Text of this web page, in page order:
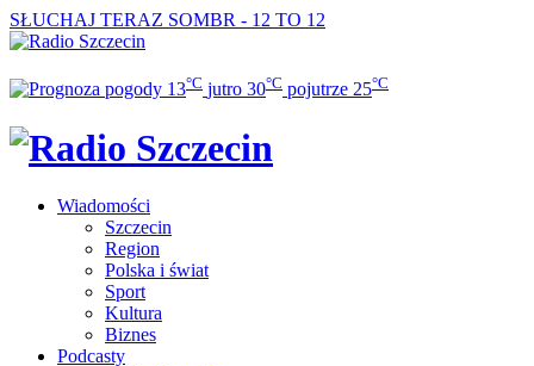
SŁUCHAJ TERAZ SOMBR - 12 TO 12
13°C jutro 30°C pojutrze 25°C
Wiadomości
Szczecin
Region
Polska i świat
Sport
Kultura
Biznes
Podcasty